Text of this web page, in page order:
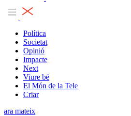
Política
Societat
Opinió
Impacte
Next
Viure bé
El Món de la Tele
Criar
ara mateix